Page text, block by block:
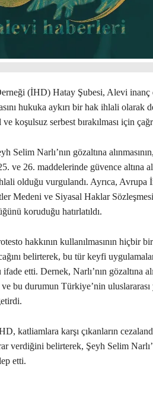
(İHD) Hatay Şubesi, Alevi inanç
hukuka aykırı bir hak ihlali olarak
ve koşulsuz serbest bırakılması için
Selim Narlı’nın gözaltına
ve 26. maddelerinde güvence altına
olduğu vurgulandı. Ayrıca, Avrupa
Medeni ve Siyasal Haklar
koruduğu hatırlatıldı.
hakkının kullanılmasının hiçbir
belirterek, bu tür keyfi
ifade etti. Dernek, Narlı’nın gözaltına
bu durumun Türkiye’nin
katliamlara karşı çıkanların
verdiğini belirterek, Şeyh Selim
etti.